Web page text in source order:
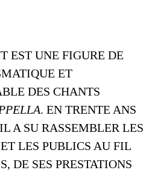
EST UNE FIGURE DE
ET
DES CHANTS
. EN TRENTE ANS
A SU RASSEMBLER LES
LES PUBLICS AU FIL
DE SES PRESTATIONS